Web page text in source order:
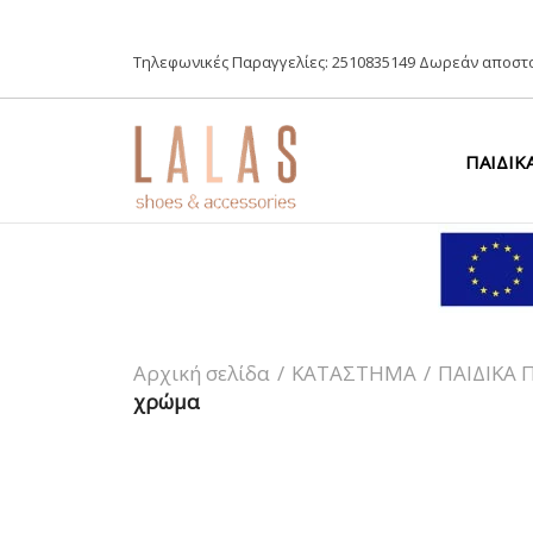
Τηλεφωνικές Παραγγελίες: 2510835149 Δωρεάν
Αρχική σελίδα / ΚΑΤΑΣΤΗΜΑ / ΠΑΙΔΙΚΑ
χρώμα